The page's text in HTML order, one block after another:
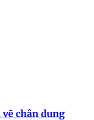
chân dung